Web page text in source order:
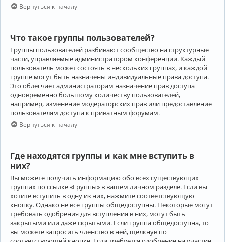
Вернуться к началу
Что такое группы пользователей?
Группы пользователей разбивают сообщество на структурные
части, управляемые администратором конференции. Каждый
пользователь может состоять в нескольких группах, и каждой
группе могут быть назначены индивидуальные права доступа.
Это облегчает администраторам назначение прав доступа
одновременно большому количеству пользователей,
например, изменение модераторских прав или предоставление
пользователям доступа к приватным форумам.
Вернуться к началу
Где находятся группы и как мне вступить в
них?
Вы можете получить информацию обо всех существующих
группах по ссылке «Группы» в вашем личном разделе. Если вы
хотите вступить в одну из них, нажмите соответствующую
кнопку. Однако не все группы общедоступны. Некоторые могут
требовать одобрения для вступления в них, могут быть
закрытыми или даже скрытыми. Если группа общедоступна, то
вы можете запросить членство в ней, щёлкнув по